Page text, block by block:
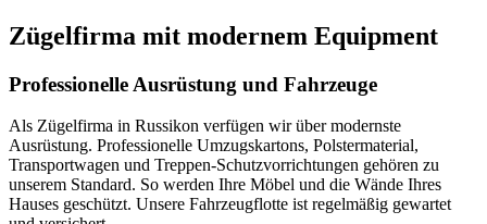
Zügelfirma mit modernem Equipment
Professionelle Ausrüstung und Fahrzeuge
Als Zügelfirma in Russikon verfügen wir über modernste
Ausrüstung. Professionelle Umzugskartons, Polstermaterial,
Transportwagen und Treppen-Schutzvorrichtungen gehören zu
unserem Standard. So werden Ihre Möbel und die Wände Ihres
Hauses geschützt. Unsere Fahrzeugflotte ist regelmäßig gewartet